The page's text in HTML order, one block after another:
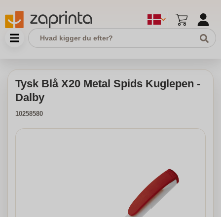
Tysk Blå X20 Metal Spids Kuglepen -
Dalby
10258580